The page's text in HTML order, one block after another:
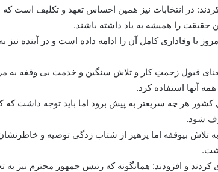
همه قشرهای ملت در راهپیمایی ۲۲ بهمن هر سال تأکید کردند: در انتخابات نیز همین احساس تعهد و
را همیشه به یاد داشته باشند.
با وفاداری کامل آن را ادامه داده است و در آینده نیز
قبول زحمتِ کار و تلاش سنگین و خدمت بی وقفه به
آنها استفاده کرد.
هر چه سریعتر به پیش برود اما باید توجه داشت که
شود.
بیوقفه اما پرهیز از شتاب زدگی توصیه و خاطرنشان
و افزودند: همانگونه که رئیس جمهور محترم نیز به